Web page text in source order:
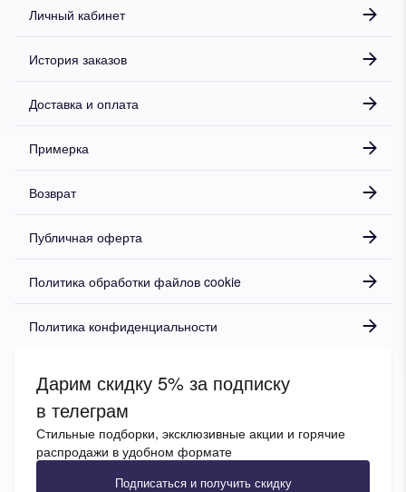
Личный кабинет
История заказов
Доставка и оплата
Примерка
Возврат
Публичная оферта
Политика обработки файлов cookie
Политика конфиденциальности
Дарим скидку 5% за подписку
в телеграм
Стильные подборки, эксклюзивные акции и горячие
распродажи в удобном формате
Подписаться и получить скидку